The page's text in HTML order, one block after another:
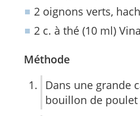
2 oignons verts,
2 c. à thé (10 ml)
Méthode
Dans une grande
bouillon de